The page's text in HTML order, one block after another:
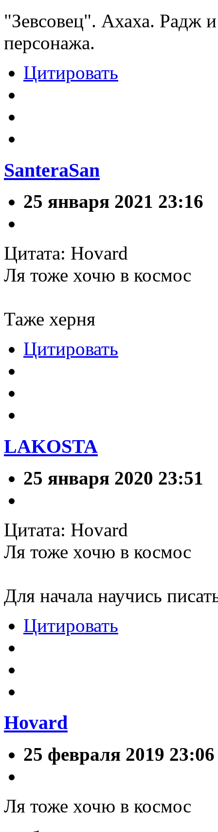
"Зевсовец". Ахаха. Радж
персонажа.
Цитировать
SanteraSan
25 января 2021 23:16
Цитата: Hovard
Ля тоже хочю в космос
Таже херня
Цитировать
LAKOSTA
25 января 2020 23:51
Цитата: Hovard
Ля тоже хочю в космос
Для начала научись
Цитировать
Hovard
25 февраля 2019 23:06
Ля тоже хочю в космос